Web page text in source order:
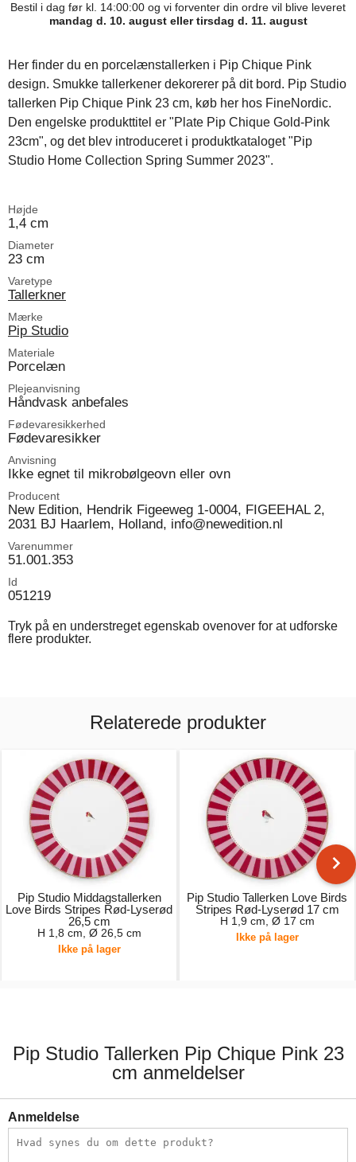
Bestil i dag før kl. 14:00:00 og vi forventer din ordre vil blive leveret
mandag d. 10. august eller tirsdag d. 11. august
Her finder du en porcelænstallerken i Pip Chique Pink
design. Smukke tallerkener dekorerer på dit bord. Pip Studio
tallerken Pip Chique Pink 23 cm, køb her hos FineNordic.
Den engelske produkttitel er "Plate Pip Chique Gold-Pink
23cm", og det blev introduceret i produktkataloget "Pip
Studio Home Collection Spring Summer 2023".
Højde
1,4 cm
Diameter
23 cm
Varetype
Tallerkner
Mærke
Pip Studio
Materiale
Porcelæn
Plejeanvisning
Håndvask anbefales
Fødevaresikkerhed
Fødevaresikker
Anvisning
Ikke egnet til mikrobølgeovn eller ovn
Producent
New Edition, Hendrik Figeeweg 1-0004, FIGEEHAL 2,
2031 BJ Haarlem, Holland, info@newedition.nl
Varenummer
51.001.353
Id
051219
Tryk på en understreget egenskab ovenover for at udforske
flere produkter.
Relaterede produkter
Pip Studio Middagstallerken
Love Birds Stripes Rød-Lyserød
26,5 cm
H 1,8 cm, Ø 26,5 cm
Ikke på lager
Pip Studio Tallerken Love Birds
Stripes Rød-Lyserød 17 cm
H 1,9 cm, Ø 17 cm
Ikke på lager
Pip Studio Tallerken Pip Chique Pink 23
cm anmeldelser
Anmeldelse